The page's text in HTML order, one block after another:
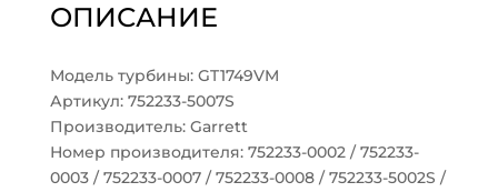
ОПИСАНИЕ
Модель турбины: GT1749VM
Артикул: 752233-5007S
Производитель: Garrett
Номер производителя: 752233-0002 / 752233-
0003 / 752233-0007 / 752233-0008 / 752233-5002S /